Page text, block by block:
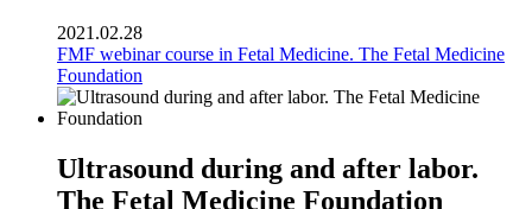
2021.02.28
FMF webinar course in Fetal Medicine. The Fetal Medicine
Foundation
Ultrasound during and after labor.
The Fetal Medicine Foundation